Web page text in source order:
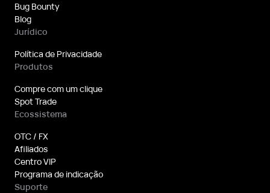
Bug Bounty
Blog
Jurídico
Política de Privacidade
Produtos
Compre com um clique
Spot Trade
Ecossistema
OTC / FX
Afiliados
Centro VIP
Programa de indicação
Suporte